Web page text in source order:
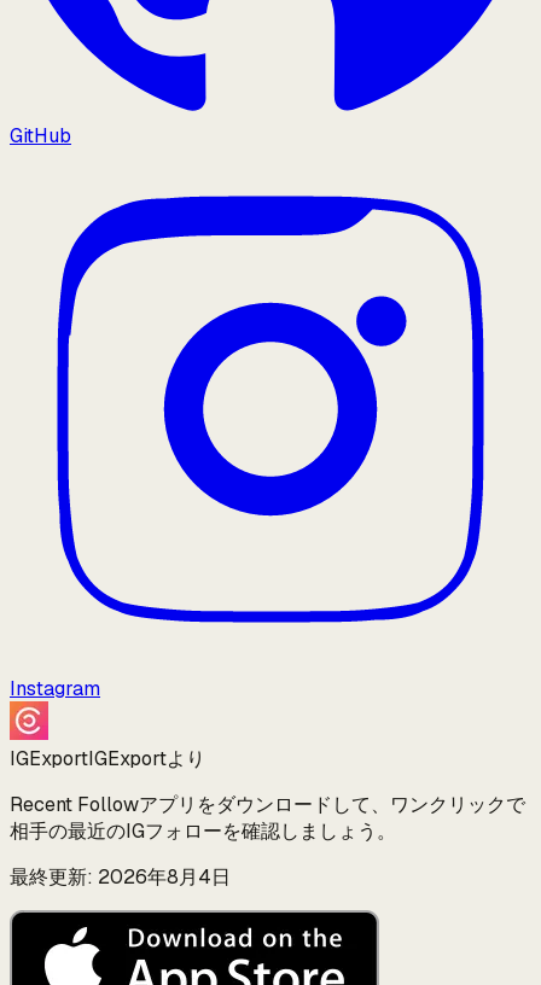
GitHub
Instagram
IGExportIGExportより
Recent Followアプリをダウンロードして、ワンクリックで
相手の最近のIGフォローを確認しましょう。
最終更新: 2026年8月4日